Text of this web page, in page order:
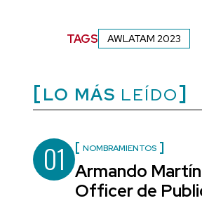
TAGS AWLATAM 2023
LO MÁS LEÍDO
01 NOMBRAMIENTOS
Armando
Officer de